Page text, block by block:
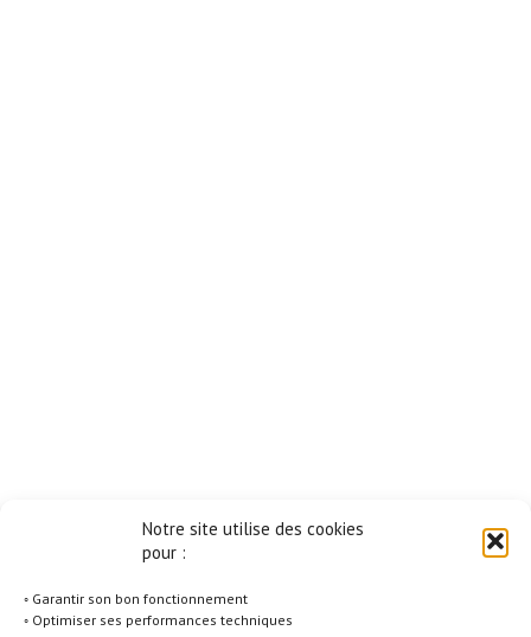
Notre site utilise des cookies
pour :
◦ Garantir son bon fonctionnement
◦ Optimiser ses performances techniques